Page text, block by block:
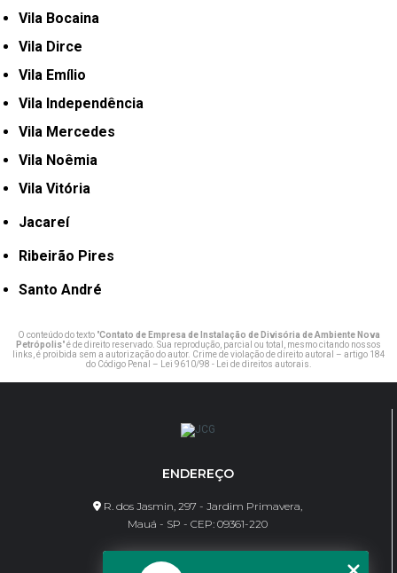
Vila Bocaina
Vila Dirce
Vila Emílio
Vila Independência
Vila Mercedes
Vila Noêmia
Vila Vitória
Jacareí
Ribeirão Pires
Santo André
O conteúdo do texto "Contato de Empresa de Instalação de Divisória de Ambiente Nova
Petrópolis" é de direito reservado. Sua reprodução, parcial ou total, mesmo citando nossos
links, é proibida sem a autorização do autor. Crime de violação de direito autoral – artigo 184
do Código Penal –
Lei 9610/98 - Lei de direitos autorais
ENDEREÇO
R. dos Jasmin, 297 - Jardim Primavera,
Mauá - SP - CEP: 09361-220
CONTATO